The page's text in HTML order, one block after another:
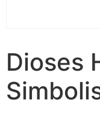
Dioses